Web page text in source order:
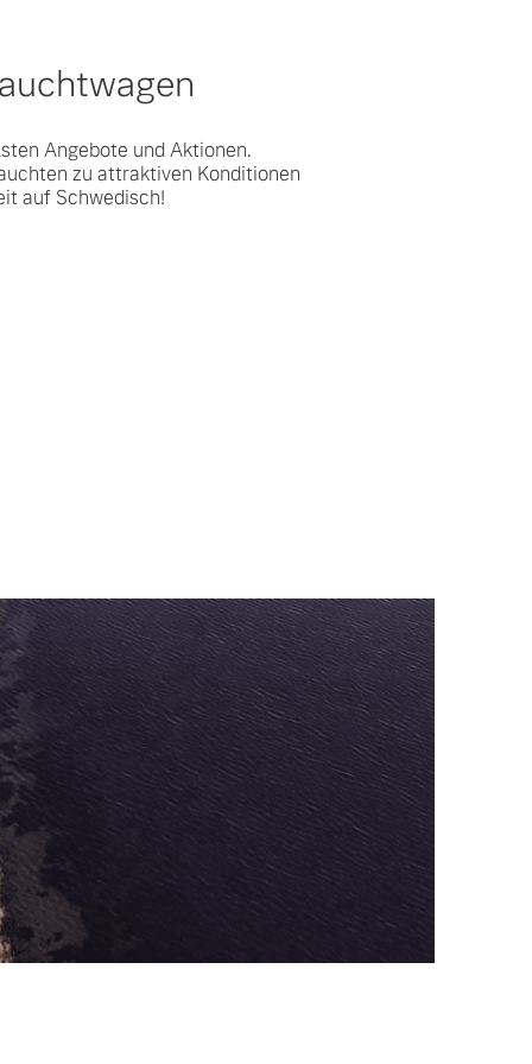
Angebote und Aktionen.
zu attraktiven Konditionen
auf Schwedisch!